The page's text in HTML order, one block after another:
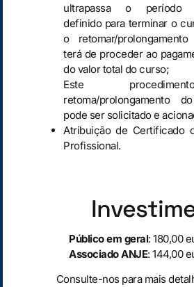
ultrapassa o período
definido para terminar o
o retomar/
terá de proceder ao
do valor total do curso;
Este
retoma/prolongamento
pode ser solicitado e
Atribuição de Certificado
Profissional.
Público em geral: 180,00
Associado ANJE: 144,00
Consulte-nos para mais